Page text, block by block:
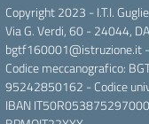
Copyright 2023 - I.T.I.
Via G. Verdi, 60 - 24044,
bgtf160001@istruzione.it
Codice meccanografico:
95242850162 - Codice
IBAN